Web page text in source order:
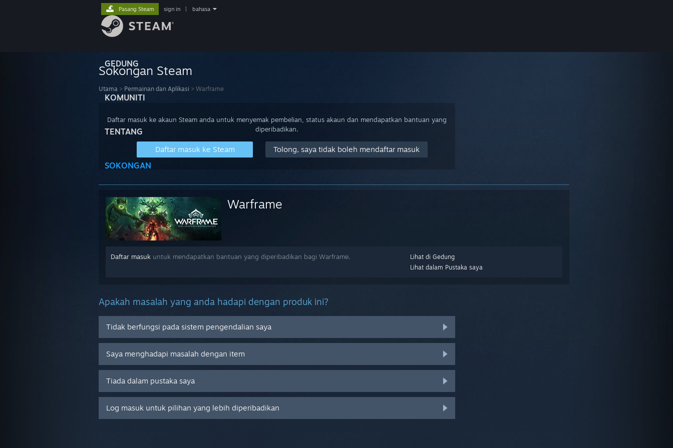
GEDUNG
KOMUNITI
TENTANG
SOKONGAN
Pasang Steam sign in bahasa
Sokongan Steam
Utama > Permainan dan Aplikasi > Warframe
Daftar masuk ke akaun Steam anda untuk menyemak pembelian, status akaun dan mendapatkan bantuan yang
diperibadikan.
Daftar masuk ke Steam Tolong, saya tidak boleh mendaftar masuk
Warframe
Lihat di Gedung
Lihat dalam Pustaka saya
Daftar masuk untuk mendapatkan bantuan yang diperibadikan bagi Warframe.
Apakah masalah yang anda hadapi dengan produk ini?
Tidak berfungsi pada sistem pengendalian saya
Saya menghadapi masalah dengan item
Tiada dalam pustaka saya
Log masuk untuk pilihan yang lebih diperibadikan